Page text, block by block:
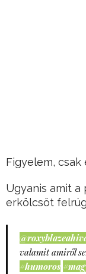
Figyelem,
Ugyanis amit
erkölcsöt
valamit amiről
#humoros